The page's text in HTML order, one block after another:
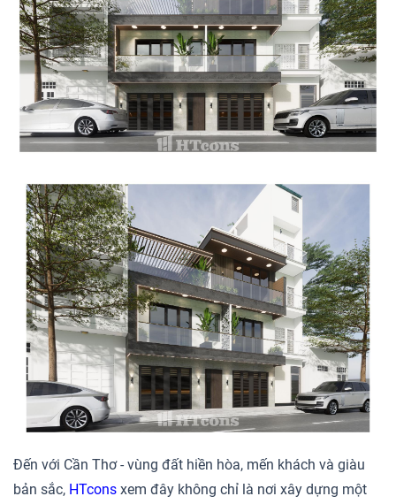
Đến với Cần Thơ - vùng đất hiền hòa, mến khách và giàu
bản sắc, HTcons xem đây không chỉ là nơi xây dựng một